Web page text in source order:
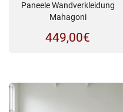
Paneele Wandverkleidung
Mahagoni
449,00€